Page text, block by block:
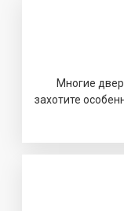
Многие
захотите